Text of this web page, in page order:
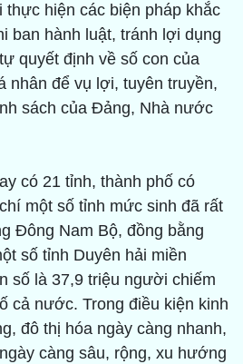
hiện các biện pháp khắc
ban hành luật, tránh lợi dụng
quyết định về số con của
nhân để vụ lợi, tuyên truyền,
sách của Đảng, Nhà nước
có 21 tỉnh, thành phố có
một số tỉnh mức sinh đã rất
Đông Nam Bộ, đồng bằng
số tỉnh Duyên hải miền
số là 37,9 triệu người chiếm
cả nước. Trong điều kiện kinh
đô thị hóa ngày càng nhanh,
càng sâu, rộng, xu hướng